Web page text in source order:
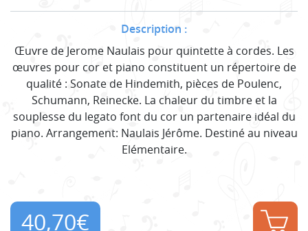
Description :
Œuvre de Jerome Naulais pour quintette à cordes. Les
œuvres pour cor et piano constituent un répertoire de
qualité : Sonate de Hindemith, pièces de Poulenc,
Schumann, Reinecke. La chaleur du timbre et la
souplesse du legato font du cor un partenaire idéal du
piano. Arrangement: Naulais Jérôme. Destiné au niveau
Elémentaire.
40,70€